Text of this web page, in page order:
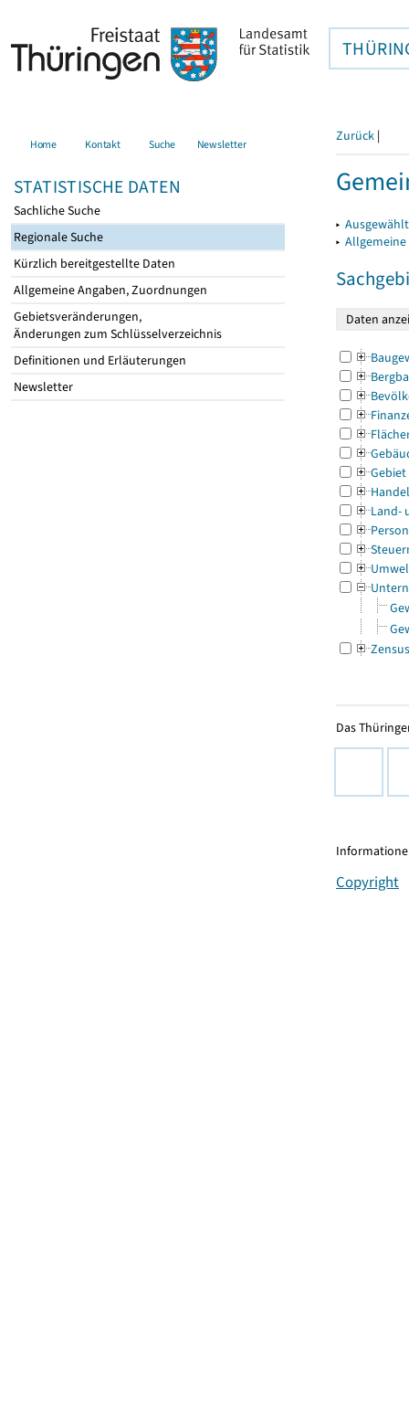
Home Kontakt Suche Newsletter
STATISTISCHE DATEN
Sachliche Suche
Regionale Suche
Kürzlich bereitgestellte Daten
Allgemeine Angaben, Zuordnungen
Gebietsveränderungen,
Änderungen zum Schlüsselverzeichnis
Definitionen und Erläuterungen
Newsletter
Zurück |
▸
▸
Gebiet
Land-
Zensus
Das
Copyright